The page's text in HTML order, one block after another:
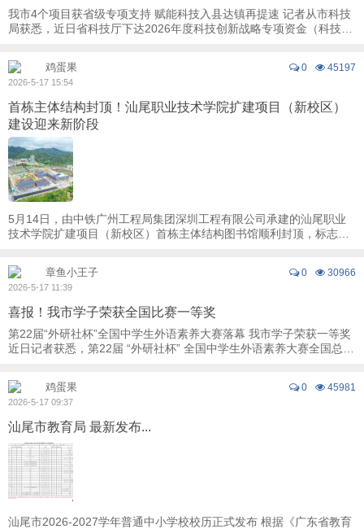
我市4个项目获省级专项支持 赋能科技入县达镇再提速 记者从市科技
局获悉，近日省科技厅下达2026年度科技创新战略专项资金（科技成
0 45197
鸡蛋果
2026-5-17 15:54
首栋主体结构封顶！汕尾职业技术学院扩建项目（新校区）
建设迎来新阶段
5月14日，由中铁广州工程局集团深圳工程有限公司承建的汕尾职业
技术学院扩建项目（新校区）首栋主体结构图书馆顺利封顶，标志着
0 30966
章鱼小王子
2026-5-17 11:39
喜报！我市学子荣获全国比赛一等奖
第22届“外研社杯”全国中学生外语素养大赛落幕 我市学子荣获一等奖
近日记者获悉，第22届 “外研社杯” 全国中学生外语素养大赛全国总决
0 45981
鸡蛋果
2026-5-17 09:37
汕尾市教育局 最新发布...
汕尾市2026-2027学年普通中小学校校历正式发布 根据《广东省教育